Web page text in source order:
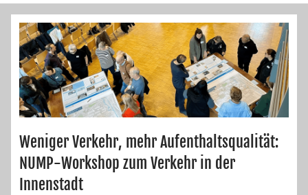
Weniger Verkehr, mehr Aufenthaltsqualität:
NUMP-Workshop zum Verkehr in der
Innenstadt